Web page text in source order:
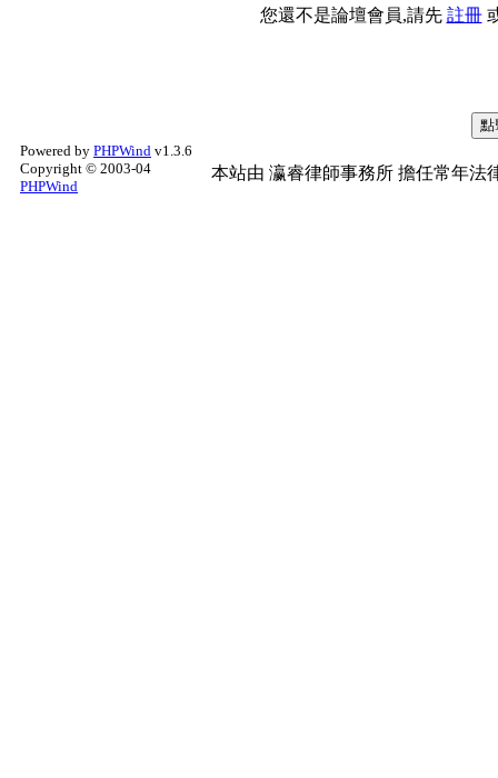
您還不是論壇會員,請先 註冊
Powered by PHPWind v1.3.6
Copyright © 2003-04
PHPWind
本站由 瀛睿律師事務所 擔任常年法